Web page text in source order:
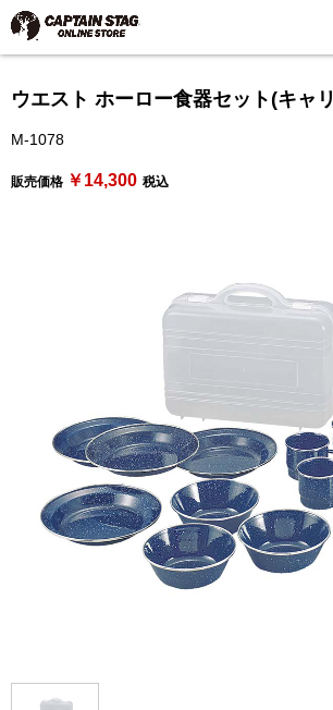
ウエスト ホーロー食器セット(キャ
M-1078
販売価格 ￥14,300 税込